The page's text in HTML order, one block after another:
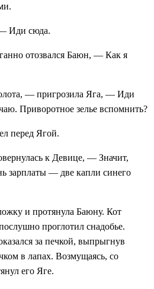
Иди сюда.
отозвался Баюн, — Как я
— пригрозила Яга, — Иди
Приворотное зелье вспомнить?
перед Ягой.
к Девице, — Значит,
зарплаты — две капли синего
и протянула Баюну. Кот
проглотил снадобье.
за печкой, выпрыгнув
в лапах. Возмущаясь, со
его Яге.